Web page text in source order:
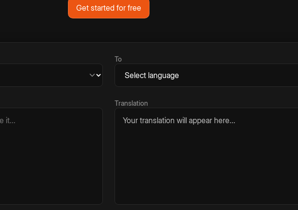
Get started for free
To
Translation
Your translation will appear here...